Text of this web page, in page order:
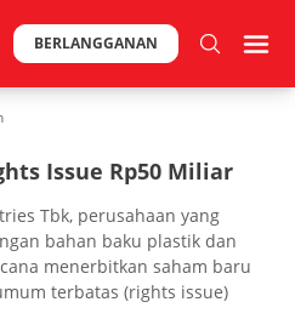
BERLANGGANAN
Issue Rp50 Miliar
Tbk, perusahaan yang
bahan baku plastik dan
menerbitkan saham baru
terbatas (rights issue)